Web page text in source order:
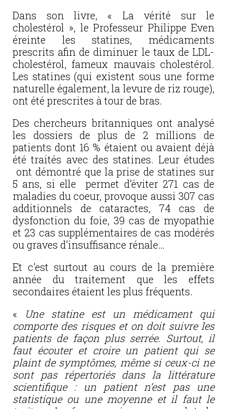
Dans son livre, « La vérité sur le
cholestérol », le Professeur Philippe Even
éreinte les statines, médicaments
prescrits afin de diminuer le taux de LDL-
cholestérol, fameux mauvais cholestérol.
Les statines (qui existent sous une forme
naturelle également, la levure de riz rouge),
ont été prescrites à tour de bras.
Des chercheurs britanniques ont analysé
les dossiers de plus de 2 millions de
patients dont 16 % étaient ou avaient déjà
été traités avec des statines. Leur études
ont démontré que la prise de statines sur
5 ans, si elle permet d’éviter 271 cas de
maladies du coeur, provoque aussi 307 cas
additionnels de cataractes, 74 cas de
dysfonction du foie, 39 cas de myopathie
et 23 cas supplémentaires de cas modérés
ou graves d’insuffisance rénale…
Et c’est surtout au cours de la première
année du traitement que les effets
secondaires étaient les plus fréquents.
«
Une statine est un médicament qui
comporte des risques et on doit suivre les
patients de façon plus serrée. Surtout, il
faut écouter et croire un patient qui se
plaint de symptômes, même si ceux-ci ne
sont pas répertoriés dans la littérature
scientifique : un patient n’est pas une
statistique ou une moyenne et il faut le